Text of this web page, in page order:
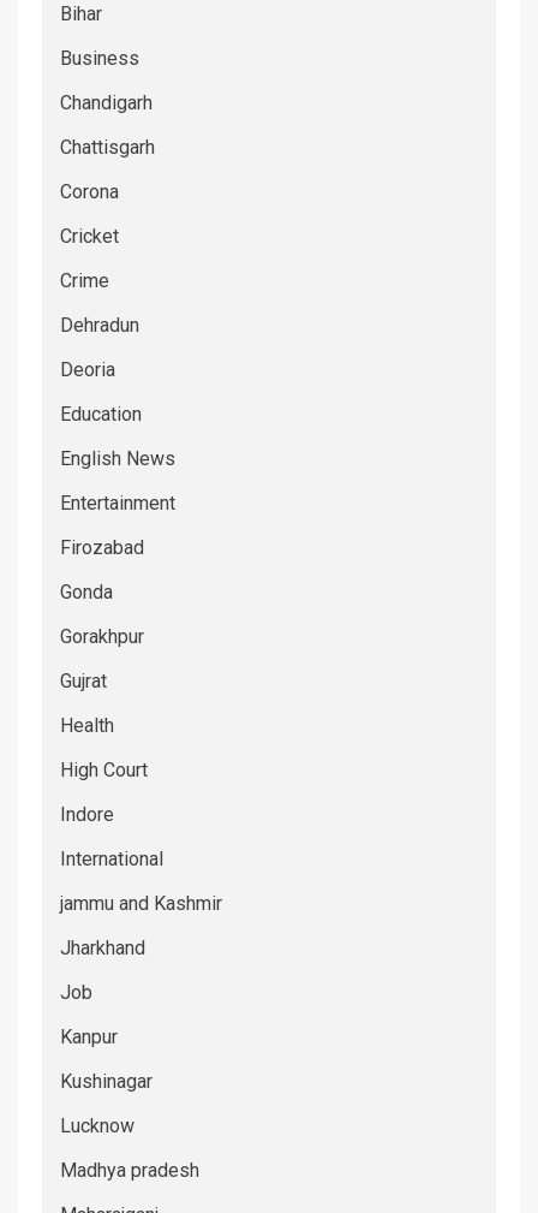
Bihar
Business
Chandigarh
Chattisgarh
Corona
Cricket
Crime
Dehradun
Deoria
Education
English News
Entertainment
Firozabad
Gonda
Gorakhpur
Gujrat
Health
High Court
Indore
International
jammu and Kashmir
Jharkhand
Job
Kanpur
Kushinagar
Lucknow
Madhya pradesh